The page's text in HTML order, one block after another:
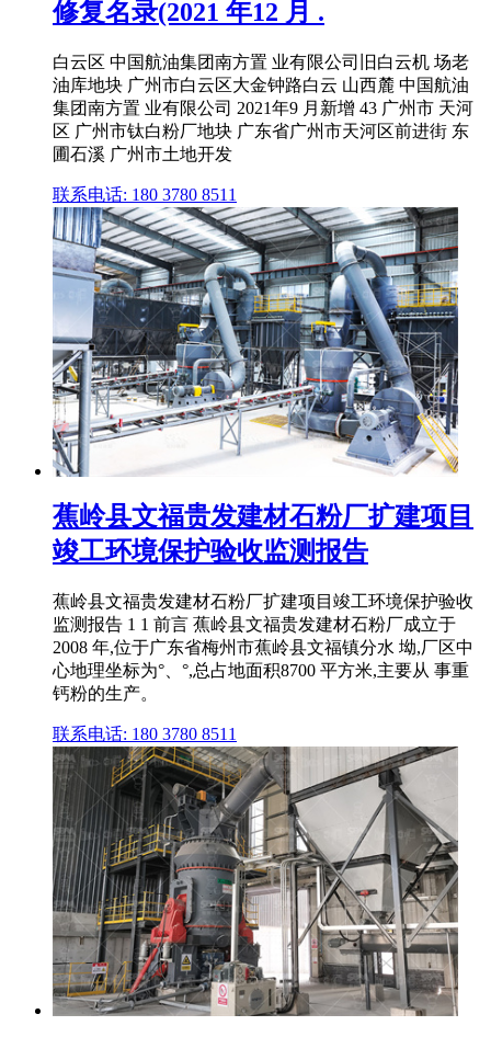
修复名录(2021 年12 月 .
白云区 中国航油集团南方置 业有限公司旧白云机 场老
油库地块 广州市白云区大金钟路白云 山西麓 中国航油
集团南方置 业有限公司 2021年9 月新增 43 广州市 天河
区 广州市钛白粉厂地块 广东省广州市天河区前进街 东
圃石溪 广州市土地开发
联系电话: 180 3780 8511
蕉岭县文福贵发建材石粉厂扩建项目
竣工环境保护验收监测报告
蕉岭县文福贵发建材石粉厂扩建项目竣工环境保护验收
监测报告 1 1 前言 蕉岭县文福贵发建材石粉厂成立于
2008 年,位于广东省梅州市蕉岭县文福镇分水 坳,厂区中
心地理坐标为°、°,总占地面积8700 平方米,主要从 事重
钙粉的生产。
联系电话: 180 3780 8511